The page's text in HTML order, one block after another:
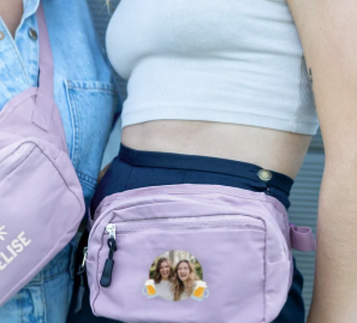
+15 000 opinii)
Klienci oceniają nas na 4,7 w
z życzeniami
w zaledwie kilku krokach – z jej
lub wiadomością, która naprawdę
problemu, po prostu ogrom miłości na